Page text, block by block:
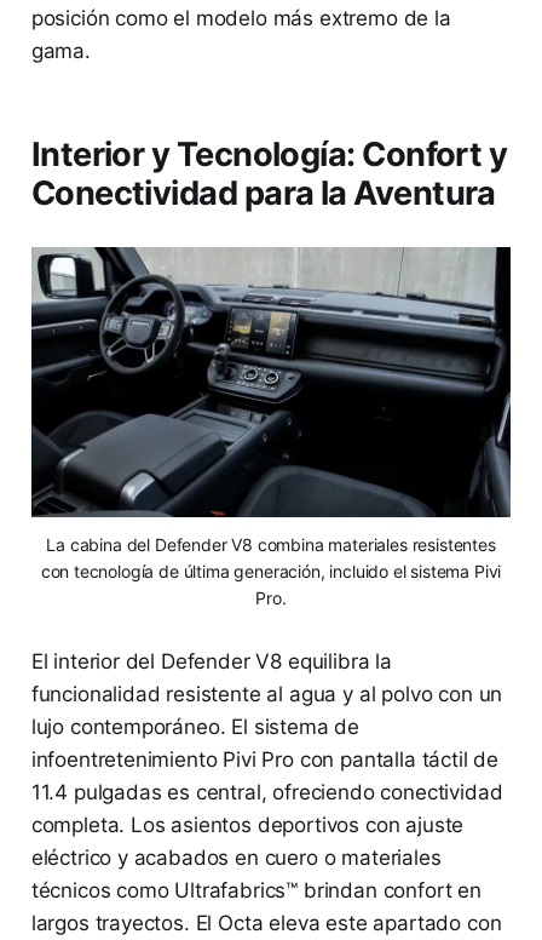
posición como el modelo más extremo de la
gama.
Interior y Tecnología: Confort y
Conectividad para la Aventura
La cabina del Defender V8 combina materiales resistentes
con tecnología de última generación, incluido el sistema Pivi
Pro.
El interior del Defender V8 equilibra la
funcionalidad resistente al agua y al polvo con un
lujo contemporáneo. El sistema de
infoentretenimiento Pivi Pro con pantalla táctil de
11.4 pulgadas es central, ofreciendo conectividad
completa. Los asientos deportivos con ajuste
eléctrico y acabados en cuero o materiales
técnicos como Ultrafabrics™ brindan confort en
largos trayectos. El Octa eleva este apartado con